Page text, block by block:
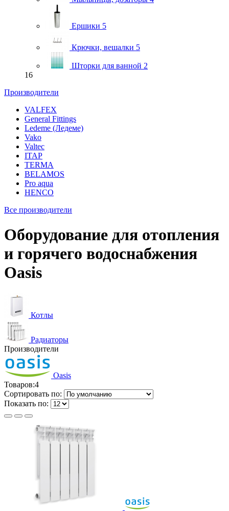
Ершики 5
Крючки, вешалки 5
Шторки для ванной 2
16
Производители
VALFEX
General Fittings
Ledeme (Ледеме)
Vako
Valtec
ITAP
TERMA
BELAMOS
Pro aqua
HENCO
Все производители
Оборудование для отопления
и горячего водоснабжения
Oasis
Котлы
Радиаторы
Производители
Oasis
Товаров:4
Сортировать по:
Показать по: